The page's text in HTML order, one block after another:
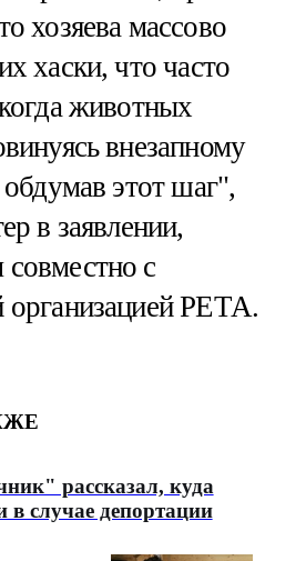
хозяева массово
хаски, что часто
животных
внезапному
этот шаг",
в заявлении,
с
организацией РЕТА.
рассказал, куда
в случае депортации